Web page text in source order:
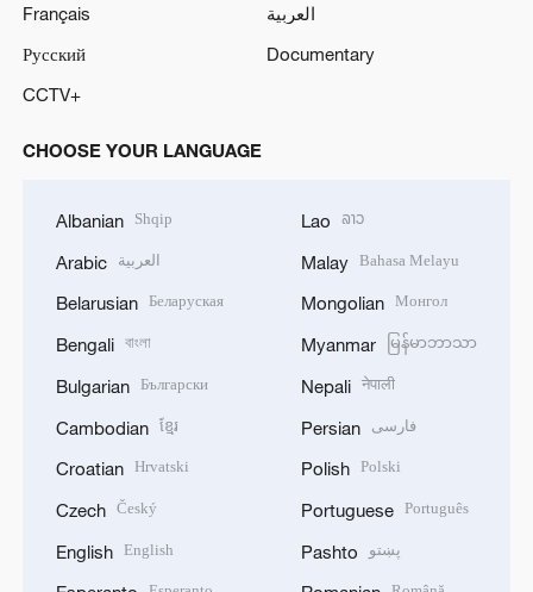
Français
العربية
Русский
Documentary
CCTV+
CHOOSE YOUR LANGUAGE
Albanian Shqip
Arabic العربية
Belarusian Беларуская
Bengali বাংলা
Bulgarian Български
Cambodian ខ្មែរ
Croatian Hrvatski
Czech Český
English English
Lao ລາວ
Malay Bahasa Melayu
Mongolian Монгол
Myanmar မြန်မာဘာသာ
Nepali नेपाली
Persian فارسی
Polish Polski
Portuguese Português
Pashto پښتو